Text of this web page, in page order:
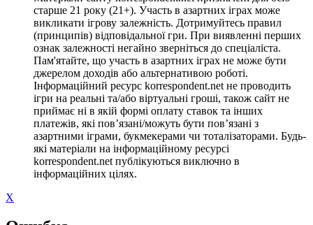
старше 21 року (21+). Участь в азартних іграх може
викликати ігрову залежність. Дотримуйтесь правил
(принципів) відповідальної гри. При виявленні перших
ознак залежності негайно зверніться до спеціаліста.
Пам'ятайте, що участь в азартних іграх не може бути
джерелом доходів або альтернативою роботі.
Інформаційний ресурс korrespondent.net не проводить
ігри на реальні та/або віртуальні гроші, також сайт не
приймає ні в якій формі оплату ставок та інших
платежів, які пов’язані/можуть бути пов’язані з
азартними іграми, букмекерами чи тоталізаторами. Будь-
які матеріали на інформаційному ресурсі
korrespondent.net публікуються виключно в
інформаційних цілях.
X